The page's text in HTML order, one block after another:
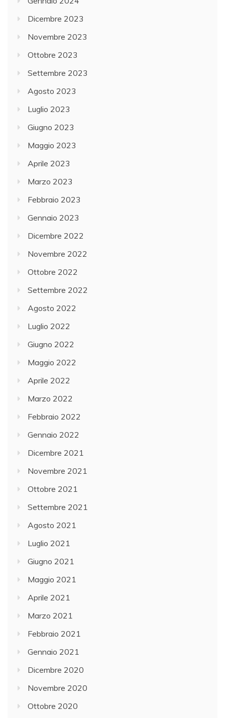
Dicembre 2023
Novembre 2023
Ottobre 2023
Settembre 2023
Agosto 2023
Luglio 2023
Giugno 2023
Maggio 2023
Aprile 2023
Marzo 2023
Febbraio 2023
Gennaio 2023
Dicembre 2022
Novembre 2022
Ottobre 2022
Settembre 2022
Agosto 2022
Luglio 2022
Giugno 2022
Maggio 2022
Aprile 2022
Marzo 2022
Febbraio 2022
Gennaio 2022
Dicembre 2021
Novembre 2021
Ottobre 2021
Settembre 2021
Agosto 2021
Luglio 2021
Giugno 2021
Maggio 2021
Aprile 2021
Marzo 2021
Febbraio 2021
Gennaio 2021
Dicembre 2020
Novembre 2020
Ottobre 2020